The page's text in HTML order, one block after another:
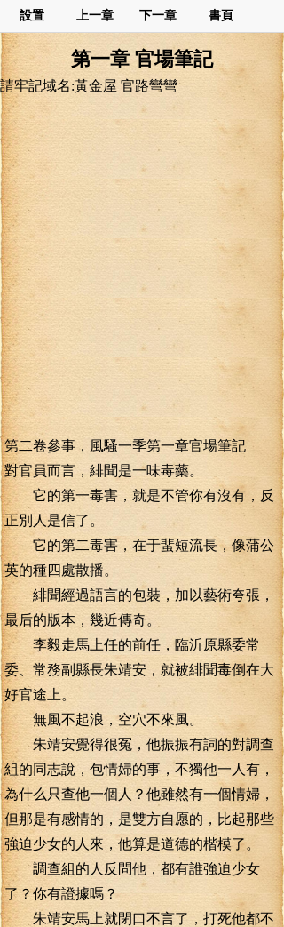
設置 上一章 下一章 書頁
第一章 官場筆記
請牢記域名:黃金屋 官路彎彎
第二卷參事，風騷一季第一章官場筆記
對官員而言，緋聞是一味毒藥。
它的第一毒害，就是不管你有沒有，反
正別人是信了。
它的第二毒害，在于蜚短流長，像蒲公
英的種四處散播。
緋聞經過語言的包裝，加以藝術夸張，
最后的版本，幾近傳奇。
李毅走馬上任的前任，臨沂原縣委常
委、常務副縣長朱靖安，就被緋聞毒倒在大
好官途上。
無風不起浪，空穴不來風。
朱靖安覺得很冤，他振振有詞的對調查
組的同志說，包情婦的事，不獨他一人有，
為什么只查他一個人？他雖然有一個情婦，
但那是有感情的，是雙方自愿的，比起那些
強迫少女的人來，他算是道德的楷模了。
調查組的人反問他，都有誰強迫少女
了？你有證據嗎？
朱靖安馬上就閉口不言了，打死他都不